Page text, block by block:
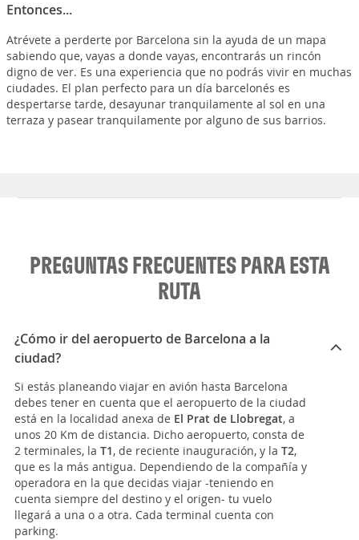
Entonces...
Atrévete a perderte por Barcelona sin la ayuda de un mapa
sabiendo que, vayas a donde vayas, encontrarás un rincón
digno de ver. Es una experiencia que no podrás vivir en muchas
ciudades. El plan perfecto para un día barcelonés es
despertarse tarde, desayunar tranquilamente al sol en una
terraza y pasear tranquilamente por alguno de sus barrios.
PREGUNTAS FRECUENTES PARA ESTA
RUTA
¿Cómo ir del aeropuerto de Barcelona a la
ciudad?
Si estás planeando viajar en avión hasta Barcelona
debes tener en cuenta que el aeropuerto de la ciudad
está en la localidad anexa de El Prat de Llobregat, a
unos 20 Km de distancia. Dicho aeropuerto, consta de
2 terminales, la T1, de reciente inauguración, y la T2,
que es la más antigua. Dependiendo de la compañía y
operadora en la que decidas viajar -teniendo en
cuenta siempre del destino y el origen- tu vuelo
llegará a una o a otra. Cada terminal cuenta con
parking.